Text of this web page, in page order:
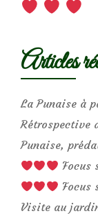
Articles
La Punaise à
Rétrospective
Punaise,
Focus
Focus
Visite au